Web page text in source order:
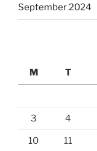
September 2024
M
T
3 4
10 11